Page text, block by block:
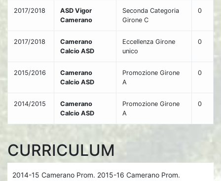
2017/2018
ASD Vigor
Camerano
Seconda Categoria
Girone C
0
2017/2018
Camerano
Calcio ASD
Eccellenza Girone
unico
0
2015/2016
Camerano
Calcio ASD
Promozione Girone
A
0
2014/2015
Camerano
Calcio ASD
Promozione Girone
A
0
CURRICULUM
2014-15 Camerano Prom. 2015-16 Camerano Prom.